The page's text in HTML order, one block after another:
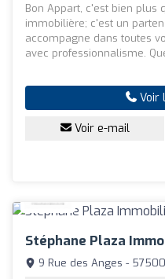
Bon Appart, c'est bien plus
immobilière; c'est un
accompagne dans toutes
avec professionnalisme.
Voir
Voir e-mail
Stéphane Plaza
9 Rue des Anges -